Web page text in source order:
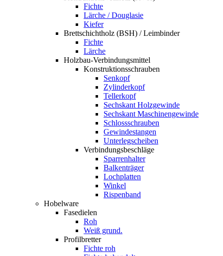
Fichte
Lärche / Douglasie
Kiefer
Brettschichtholz (BSH) / Leimbinder
Fichte
Lärche
Holzbau-Verbindungsmittel
Konstruktionsschrauben
Senkopf
Zylinderkopf
Tellerkopf
Sechskant Holzgewinde
Sechskant Maschinengewinde
Schlossschrauben
Gewindestangen
Unterlegscheiben
Verbindungsbeschläge
Sparrenhalter
Balkenträger
Lochplatten
Winkel
Rispenband
Hobelware
Fasedielen
Roh
Weiß grund.
Profilbretter
Fichte roh